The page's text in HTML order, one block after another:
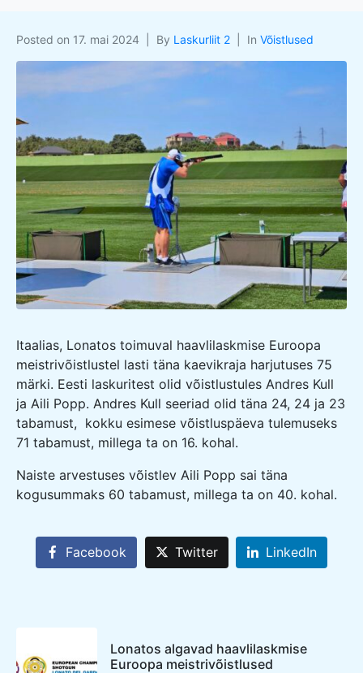
Posted on 17. mai 2024 By Laskurliit 2 In Võistlused
Itaalias, Lonatos toimuval haavlilaskmise Euroopa
meistrivõistlustel lasti täna kaevikraja harjutuses 75
märki. Eesti laskuritest olid võistlustules Andres Kull
ja Aili Popp. Andres Kull seeriad olid täna 24, 24 ja 23
tabamust, kokku esimese võistluspäeva tulemuseks
71 tabamust, millega ta on 16. kohal.
Naiste arvestuses võistlev Aili Popp sai täna
kogusummaks 60 tabamust, millega ta on 40. kohal.
Facebook Twitter LinkedIn
Lonatos algavad haavlilaskmise
Euroopa meistrivõistlused